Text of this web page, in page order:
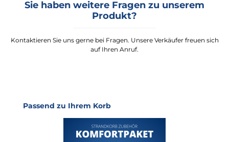
Sie haben weitere Fragen zu unserem
Produkt?
Kontaktieren Sie uns gerne bei Fragen. Unsere Verkäufer freuen sich
auf Ihren Anruf.
Produktgalerie überspringen
Passend zu Ihrem Korb